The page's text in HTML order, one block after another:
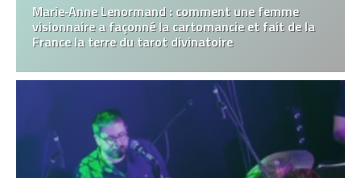
Marie‑Anne Lenormand : comment une femme
visionnaire a façonné la cartomancie et fait de la
France la terre du tarot divinatoire